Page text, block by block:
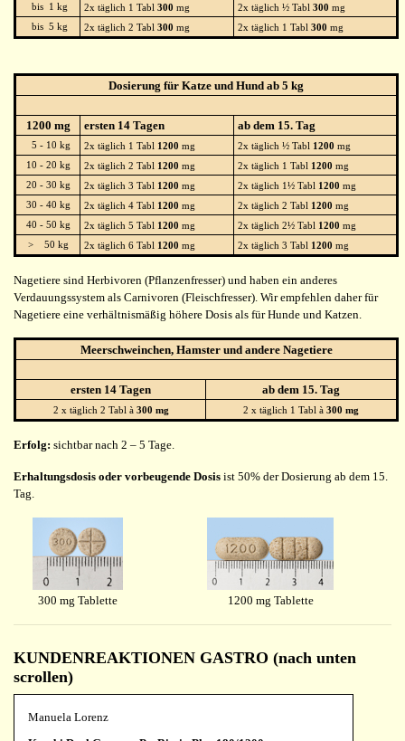
bis 1 kg 2x täglich 1 Tabl 300 mg 2x täglich ½ Tabl 300 mg
bis 5 kg
2x täglich 2 Tabl 300 mg 2x täglich 1 Tabl 300 mg
Dosierung für Katze und Hund ab 5 kg
1200 mg ersten 14 Tagen ab dem 15. Tag
5 - 10 kg 2x täglich 1 Tabl 1200 mg 2x täglich ½ Tabl 1200 mg
10 - 20 kg
2x täglich 2 Tabl 1200 mg 2x täglich 1 Tabl 1200 mg
20 - 30 kg
2x täglich 3 Tabl 1200 mg 2x täglich 1½ Tabl 1200 mg
30 - 40 kg
2x täglich 4 Tabl 1200 mg 2x täglich 2 Tabl 1200 mg
40 - 50 kg
2x täglich 5 Tabl 1200 mg 2x täglich 2½ Tabl 1200 mg
> 50 kg
2x täglich 6 Tabl 1200 mg 2x täglich 3 Tabl 1200 mg
Nagetiere sind Herbivoren (Pflanzenfresser) und haben ein anderes
Verdauungssystem als Carnivoren (Fleischfresser). Wir empfehlen daher für
Nagetiere eine verhältnismäßig höhere Dosis als für Hunde und Katzen.
Meerschweinchen, Hamster und andere Nagetiere
ersten 14 Tagen ab dem 15. Tag
2 x täglich 2 Tabl à 300 mg 2 x täglich 1 Tabl à 300 mg
Erfolg: sichtbar nach 2 – 5 Tage.
Erhaltungsdosis oder vorbeugende Dosis ist 50% der Dosierung ab dem 15.
Tag.
300 mg Tablette 1200 mg Tablette
KUNDENREAKTIONEN GASTRO (nach unten
scrollen)
Manuela Lorenz